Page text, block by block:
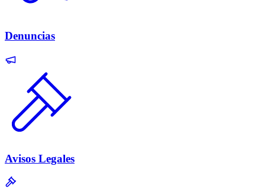
Denuncias
Avisos Legales